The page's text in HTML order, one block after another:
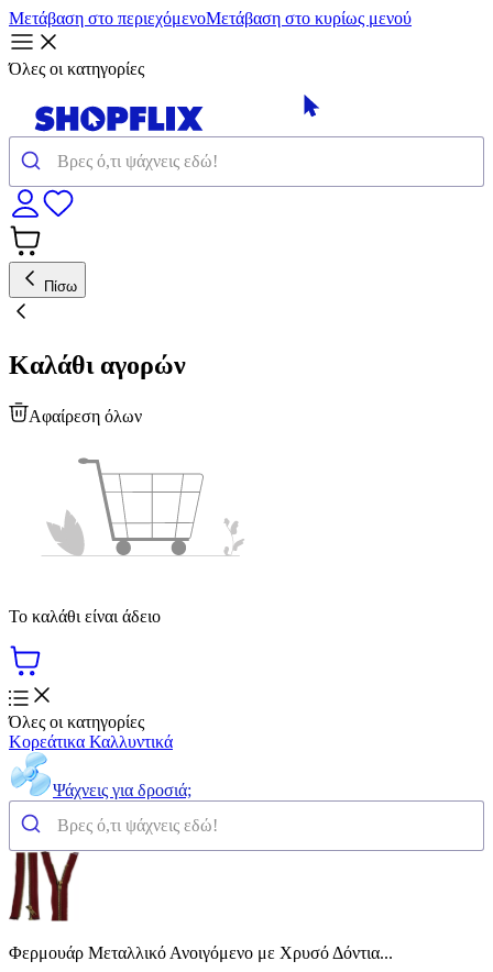
Μετάβαση στο περιεχόμενοΜετάβαση στο κυρίως μενού
Όλες οι κατηγορίες
Πίσω
Καλάθι αγορών
Αφαίρεση όλων
Το καλάθι είναι άδειο
Όλες οι κατηγορίες
Κορεάτικα Καλλυντικά
Ψάχνεις για δροσιά;
Φερμουάρ Μεταλλικό Ανοιγόμενο με Χρυσό Δόντια...